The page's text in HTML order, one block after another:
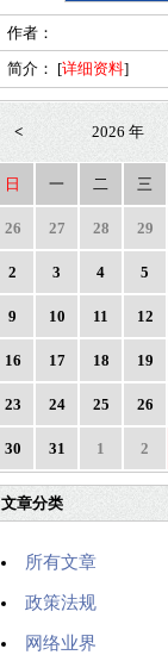
作者：
简介： [详细资料]
< 2026 年
日 一 二 三
26 27 28 29
2 3 4 5
9 10 11 12
16 17 18 19
23 24 25 26
30 31 1 2
文章分类
所有文章
政策法规
网络业界